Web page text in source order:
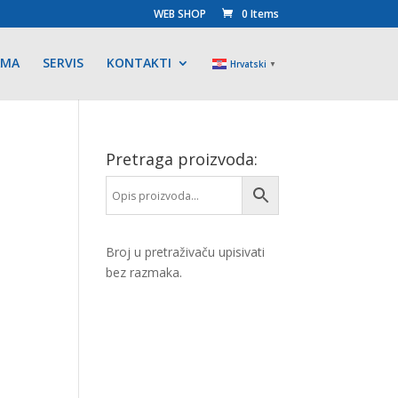
WEB SHOP 0 Items
SERVIS KONTAKTI Hrvatski ▼
Pretraga proizvoda:
Broj u pretraživaču upisivati
bez razmaka.